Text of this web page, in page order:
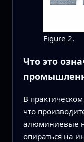
Figure 2.
Что это
В
что
алюминиевые
опираться на